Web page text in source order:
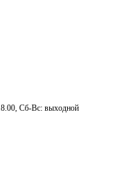
Сб-Вс: выходной